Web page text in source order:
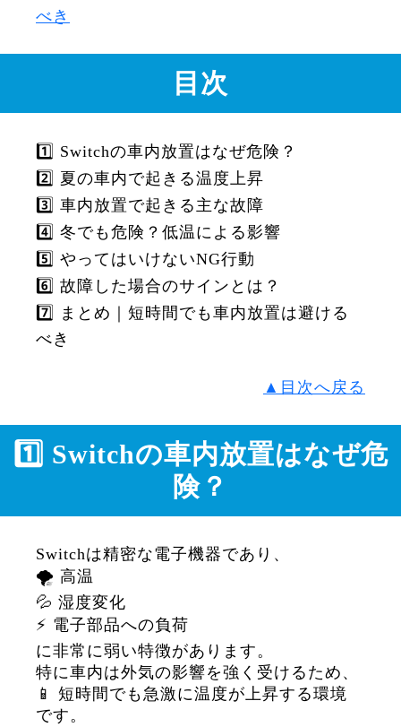
べき
目次
1️⃣ Switchの車内放置はなぜ危険？
2️⃣ 夏の車内で起きる温度上昇
3️⃣ 車内放置で起きる主な故障
4️⃣ 冬でも危険？低温による影響
5️⃣ やってはいけないNG行動
6️⃣ 故障した場合のサインとは？
7️⃣ まとめ｜短時間でも車内放置は避ける
べき
▲目次へ戻る
1️⃣ Switchの車内放置はなぜ危
険？
Switchは精密な電子機器であり、
🌪️ 高温
💦 湿度変化
⚡ 電子部品への負荷
に非常に弱い特徴があります。
特に車内は外気の影響を強く受けるため、
📱 短時間でも急激に温度が上昇する環境
です。